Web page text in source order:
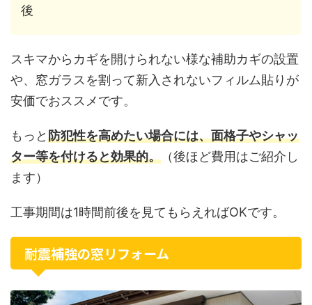
後
スキマからカギを開けられない様な補助カギの設置
や、窓ガラスを割って新入されないフィルム貼りが
安価でおススメです。
もっと防犯性を高めたい場合には、面格子やシャッ
ター等を付けると効果的。 （後ほど費用はご紹介し
ます）
工事期間は1時間前後を見てもらえればOKです。
耐震補強の窓リフォーム